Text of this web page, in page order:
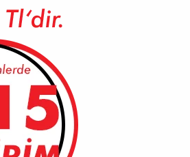
CHARME-
0112)
Royal Charme
görebilmek için üye girişi